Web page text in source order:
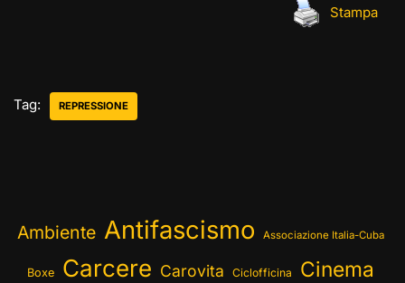
Stampa
Tag: REPRESSIONE
Ambiente Antifascismo Associazione Italia-Cuba
Boxe Carcere Carovita Ciclofficina Cinema